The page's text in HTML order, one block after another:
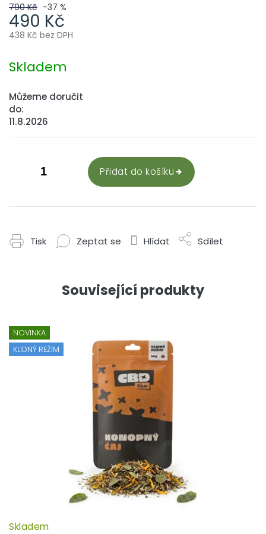
790 Kč –37 %
490 Kč
438 Kč bez DPH
cena:
Skladem
Můžeme doručit
do:
11.8.2026
Přidat do košíku
Tisk Zeptat se Hlídat Sdílet
Související produkty
NOVINKA
KLIDNÝ REŽIM
Skladem